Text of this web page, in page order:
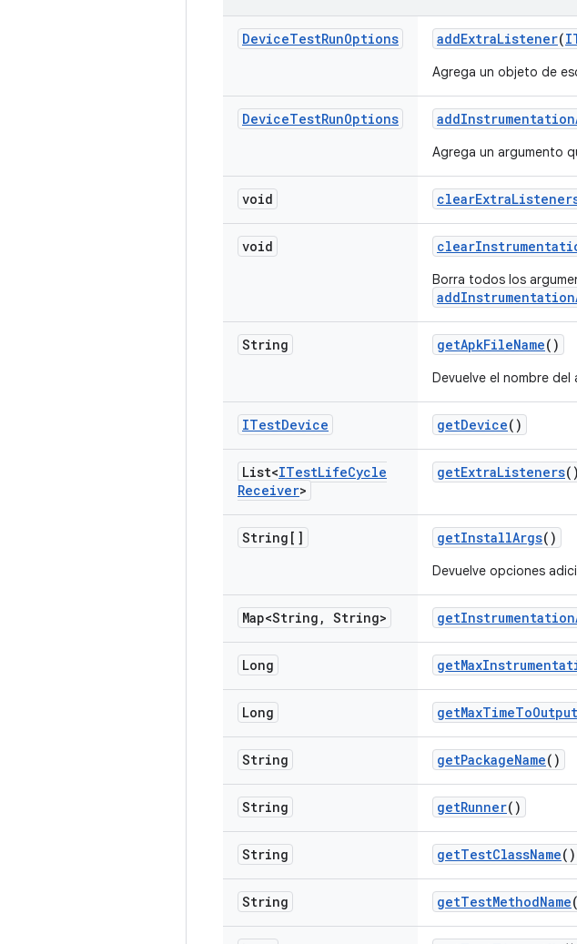
DeviceTestRunOptions addExtraListener(
Agrega un objeto de
DeviceTestRunOptions addInstrumentation
Agrega un argumento
void clearExtra
void clear
Borra todos los
String getApkFileName()
Devuelve el nombre del
ITestDevice getDevice()
List<ITestLifeCycle
Receiver>
getExtraListeners()
String[] getInstallArgs()
Devuelve opciones
Map<String , String> getInstrumentation
Long getMax
Long getMaxTimeToOutput
String getPackageName()
String getRunner()
String getTestClassName()
String getTestMethodName